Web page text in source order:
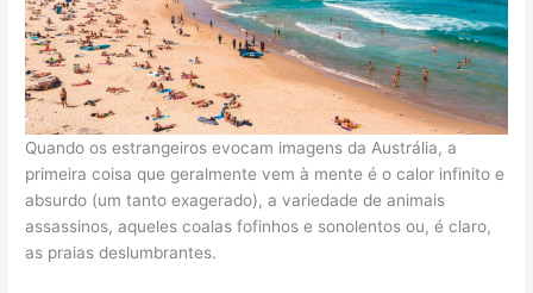
Quando os estrangeiros evocam imagens da Austrália, a
primeira coisa que geralmente vem à mente é o calor infinito e
absurdo (um tanto exagerado), a variedade de animais
assassinos, aqueles coalas fofinhos e sonolentos ou, é claro,
as praias deslumbrantes.